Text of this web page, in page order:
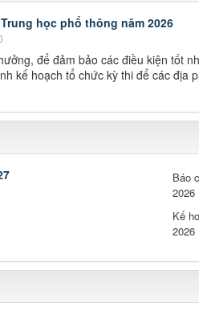
học phổ thông năm 2026
để đảm bảo các điều kiện tốt
kế hoạch tổ chức kỳ thi để các địa
Báo
2026
Kế
2026